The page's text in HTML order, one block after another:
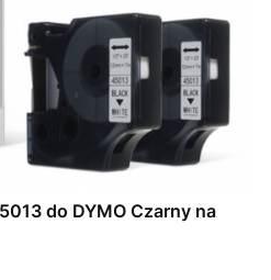
do DYMO Czarny na